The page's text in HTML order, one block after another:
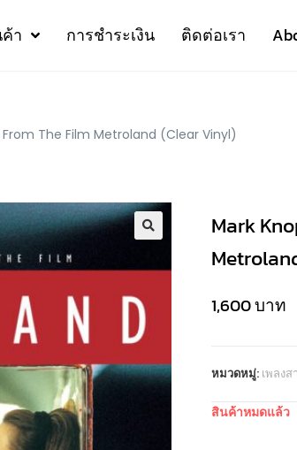
า การชำระเงิน ติดต่อเรา
The Film Metroland (Clear Vinyl)
Mark
1,600บาท
หมวดหมู่: เพลง
สินค้าหมดแล้ว